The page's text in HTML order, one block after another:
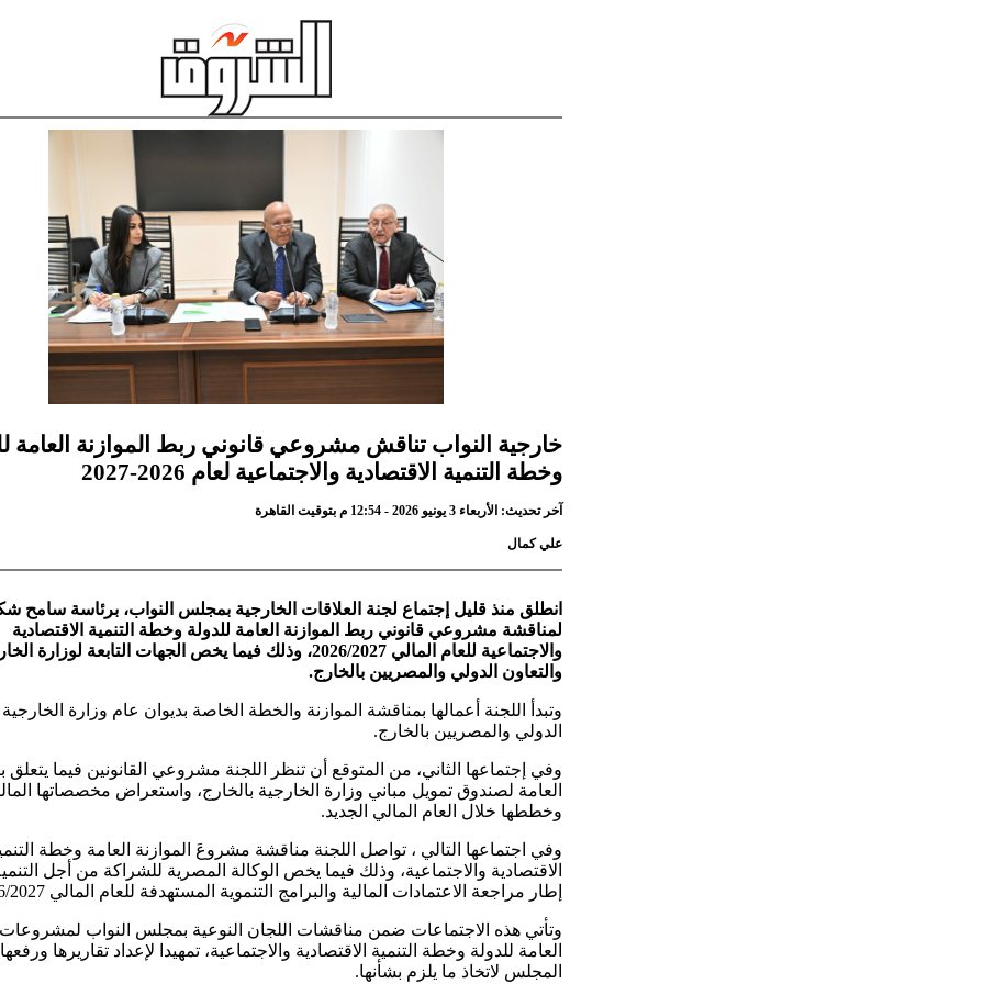
خارجية النواب تناقش مشروعي قانوني ربط الموازنة العامة
وخطة التنمية الاقتصادية والاجتماعية لعام 2026-2027
آخر تحديث: الأربعاء 3 يونيو 2026 - 12:54 م بتوقيت القاهرة
علي كمال
انطلق منذ قليل إجتماع لجنة العلاقات الخارجية بمجلس النواب، برئاسة سامح
لمناقشة مشروعي قانوني ربط الموازنة العامة للدولة وخطة التنمية الاقتصادية
والاجتماعية للعام المالي 2026/2027، وذلك فيما يخص الجهات التابعة لوزارة
والتعاون الدولي والمصريين بالخارج.
وتبدأ اللجنة أعمالها بمناقشة الموازنة والخطة الخاصة بديوان عام وزارة
الدولي والمصريين بالخارج.
وفي إجتماعها الثاني، من المتوقع أن تنظر اللجنة مشروعي القانونين فيما يتعلق
العامة لصندوق تمويل مباني وزارة الخارجية بالخارج، واستعراض مخصصاتها
وخططها خلال العام المالي الجديد.
وفي اجتماعها التالي ، تواصل اللجنة مناقشة مشروعَ الموازنة العامة وخطة
الاقتصادية والاجتماعية، وذلك فيما يخص الوكالة المصرية للشراكة من أجل
إطار مراجعة الاعتمادات المالية والبرامج التنموية المستهدفة للعام المالي 2026/2027.
وتأتي هذه الاجتماعات ضمن مناقشات اللجان النوعية بمجلس النواب لمشروعات
العامة للدولة وخطة التنمية الاقتصادية والاجتماعية، تمهيدا لإعداد تقاريرها
المجلس لاتخاذ ما يلزم بشأنها.